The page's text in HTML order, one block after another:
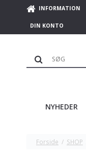
INFORMATION
DIN KONTO
NYHEDER
Forside / SHOP